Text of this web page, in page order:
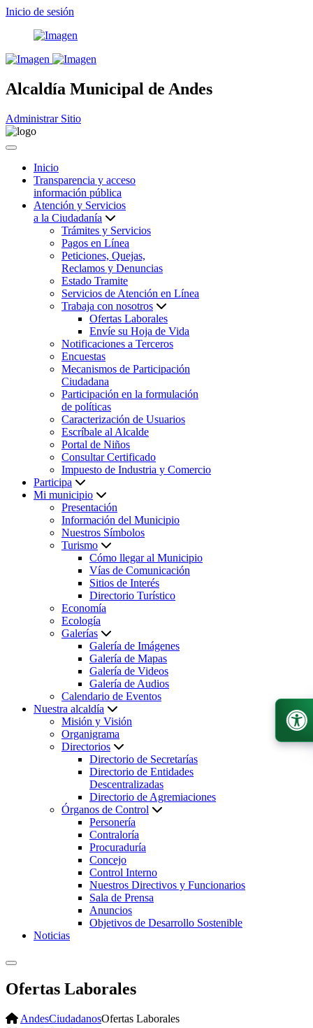
Inicio de sesión
Alcaldía Municipal de Andes
Administrar Sitio
Inicio
Transparencia y acceso
información pública
Atención y Servicios
a la Ciudadanía
Trámites y Servicios
Pagos en Línea
Peticiones, Quejas,
Reclamos y Denuncias
Estado Tramite
Servicios de Atención en Línea
Trabaja con nosotros
Ofertas Laborales
Envíe su Hoja de Vida
Notificaciones a Terceros
Encuestas
Mecanismos de Participación
Ciudadana
Participación en la formulación
de políticas
Caracterización de Usuarios
Escríbale al Alcalde
Portal de Niños
Consultar Certificado
Impuesto de Industria y Comercio
Participa
Mi municipio
Presentación
Información del Municipio
Nuestros Símbolos
Turismo
Cómo llegar al Municipio
Vías de Comunicación
Sitios de Interés
Directorio Turístico
Economía
Ecología
Galerías
Galería de Imágenes
Galería de Mapas
Galería de Videos
Galería de Audios
Calendario de Eventos
Nuestra alcaldía
Misión y Visión
Organigrama
Directorios
Directorio de Secretarías
Directorio de Entidades
Descentralizadas
Directorio de Agremiaciones
Órganos de Control
Personería
Contraloría
Procuraduría
Concejo
Control Interno
Nuestros Directivos y Funcionarios
Sala de Prensa
Anuncios
Objetivos de Desarrollo Sostenible
Noticias
Ofertas Laborales
AndesCiudadanosOfertas Laborales